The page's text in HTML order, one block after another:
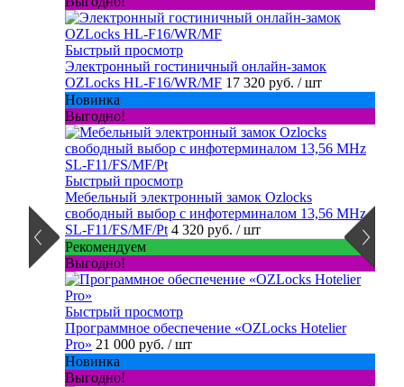
Быстрый просмотр
Электронный гостиничный онлайн-замок
OZLocks HL-F16/WR/MF 17 320 руб. / шт
Новинка
Выгодно!
Быстрый просмотр
Мебельный электронный замок Ozlocks
свободный выбор с инфотерминалом 13,56 MHz
SL-F11/FS/MF/Pt 4 320 руб. / шт
Рекомендуем
Выгодно!
Быстрый просмотр
Программное обеспечение «OZLocks Hotelier
Pro» 21 000 руб. / шт
Новинка
Выгодно!